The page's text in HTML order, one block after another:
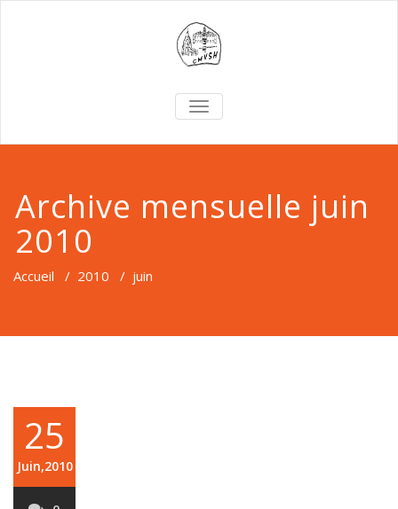
TOGGLE
NAVIGATION
Archive mensuelle juin
2010
Accueil / 2010 / juin
25
Juin,2010